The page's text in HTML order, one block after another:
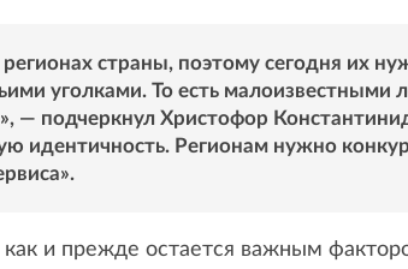
страны, поэтому сегодня их
уголками. То есть малоизвестными
— подчеркнул Христофор
идентичность. Регионам нужно
как и прежде остается важным